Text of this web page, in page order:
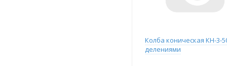
Колба коническая КН-3-
делениями